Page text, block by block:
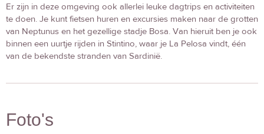
Er zijn in deze omgeving ook allerlei leuke dagtrips en activiteiten
te doen. Je kunt fietsen huren en excursies maken naar de grotten
van Neptunus en het gezellige stadje Bosa. Van hieruit ben je ook
binnen een uurtje rijden in Stintino, waar je La Pelosa vindt, één
van de bekendste stranden van Sardinië.
Foto's